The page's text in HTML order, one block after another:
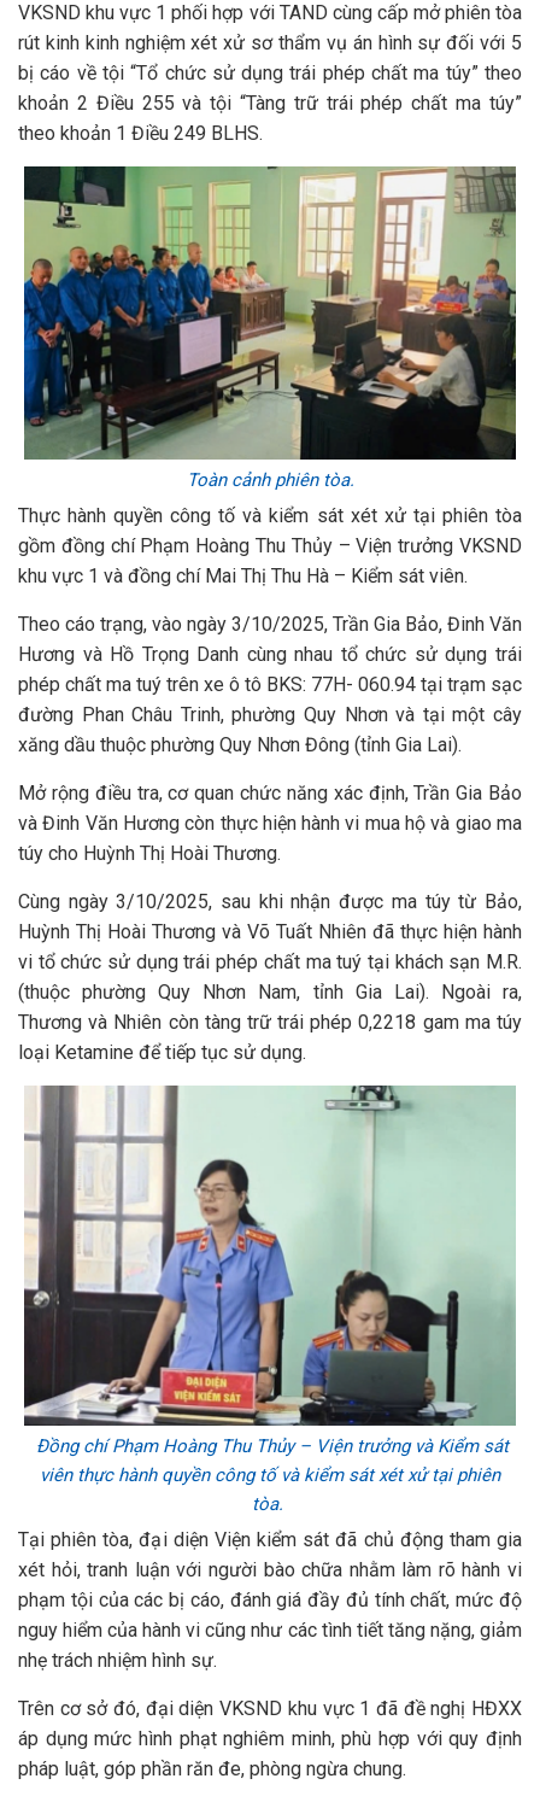
VKSND khu vực 1 phối hợp với TAND cùng cấp mở phiên tòa
rút kinh kinh nghiệm xét xử sơ thẩm vụ án hình sự đối với 5
bị cáo về tội “Tổ chức sử dụng trái phép chất ma túy” theo
khoản 2 Điều 255 và tội “Tàng trữ trái phép chất ma túy”
theo khoản 1 Điều 249 BLHS.
Toàn cảnh phiên tòa.
Thực hành quyền công tố và kiểm sát xét xử tại phiên tòa
gồm đồng chí Phạm Hoàng Thu Thủy – Viện trưởng VKSND
khu vực 1 và đồng chí Mai Thị Thu Hà – Kiểm sát viên.
Theo cáo trạng, vào ngày 3/10/2025, Trần Gia Bảo, Đinh Văn
Hương và Hồ Trọng Danh cùng nhau tổ chức sử dụng trái
phép chất ma tuý trên xe ô tô BKS: 77H- 060.94 tại trạm sạc
đường Phan Châu Trinh, phường Quy Nhơn và tại một cây
xăng dầu thuộc phường Quy Nhơn Đông (tỉnh Gia Lai).
Mở rộng điều tra, cơ quan chức năng xác định, Trần Gia Bảo
và Đinh Văn Hương còn thực hiện hành vi mua hộ và giao ma
túy cho Huỳnh Thị Hoài Thương.
Cùng ngày 3/10/2025, sau khi nhận được ma túy từ Bảo,
Huỳnh Thị Hoài Thương và Võ Tuất Nhiên đã thực hiện hành
vi tổ chức sử dụng trái phép chất ma tuý tại khách sạn M.R.
(thuộc phường Quy Nhơn Nam, tỉnh Gia Lai). Ngoài ra,
Thương và Nhiên còn tàng trữ trái phép 0,2218 gam ma túy
loại Ketamine để tiếp tục sử dụng.
Đồng chí Phạm Hoàng Thu Thủy – Viện trưởng và Kiểm sát
viên thực hành quyền công tố và kiểm sát xét xử tại phiên
tòa.
Tại phiên tòa, đại diện Viện kiểm sát đã chủ động tham gia
xét hỏi, tranh luận với người bào chữa nhằm làm rõ hành vi
phạm tội của các bị cáo, đánh giá đầy đủ tính chất, mức độ
nguy hiểm của hành vi cũng như các tình tiết tăng nặng, giảm
nhẹ trách nhiệm hình sự.
Trên cơ sở đó, đại diện VKSND khu vực 1 đã đề nghị HĐXX
áp dụng mức hình phạt nghiêm minh, phù hợp với quy định
pháp luật, góp phần răn đe, phòng ngừa chung.